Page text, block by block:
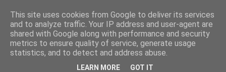
This site uses cookies from Google to deliver its services
and to analyze traffic. Your IP address and user-agent are
shared with Google along with performance and security
metrics to ensure quality of service, generate usage
statistics, and to detect and address abuse.
LEARN MORE GOT IT